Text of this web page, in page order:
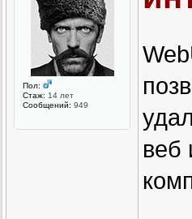
Пол:
Стаж: 14 лет
Сообщений: 949
веб